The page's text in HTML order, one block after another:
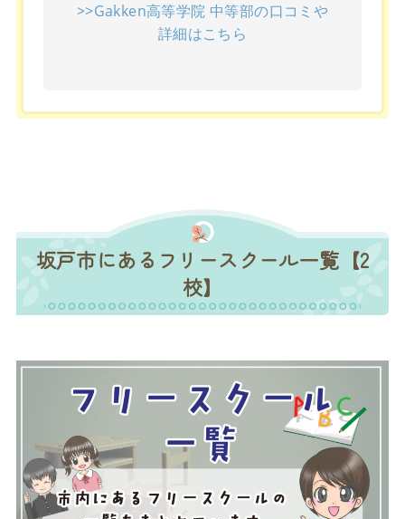
>>Gakken高等学院 中等部の口コミや
詳細はこちら
坂戸市にあるフリースクール一覧【2
校】